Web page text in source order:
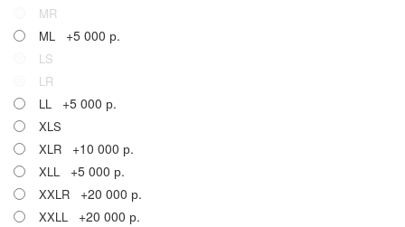
MR
ML
+5 000 р.
LS
LR
LL
+5 000 р.
XLS
XLR
+10 000 р.
XLL +5 000 р.
XXLR +20 000 р.
XXLL +20 000 р.